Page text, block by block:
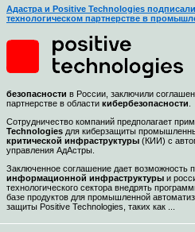
Адастра и Positive Technologies
технологическом партнерстве в
безопасности в России, заключили
партнерстве в области кибербезопасности
Сотрудничество компаний предполагает
Technologies для киберзащиты
критической инфраструктуры (КИИ) с
управления АдАстры.
Заключенное соглашение дает возможность
информационной инфраструктуры и
технологического сектора внедрять
базе продуктов для промышленной
защиты Positive Technologies, таких как ...